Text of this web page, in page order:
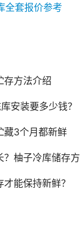
全套报价参考
存方法介绍
安装要多少钱？
藏3个月都新鲜
库储存方法及温度介绍
能保持新鲜？